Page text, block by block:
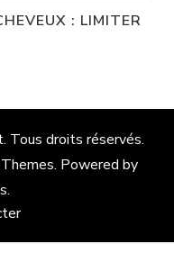
: LIMITER
. Tous droits réservés.
. Powered by
.